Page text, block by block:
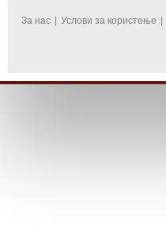
За нас Услови за користење